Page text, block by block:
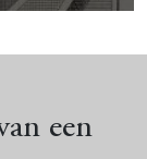
een